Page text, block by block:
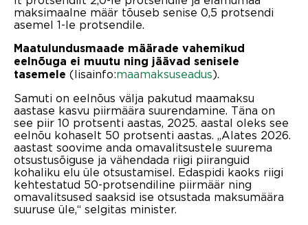
maksimaalne määr tõuseb senise 0,5 protsendi
asemel 1-le protsendile.
Maatulundusmaade määrade vahemikud
eelnõuga ei muutu ning jäävad senisele
tasemele (lisainfo:maamaksuseadus).
Samuti on eelnõus välja pakutud maamaksu
aastase kasvu piirmäära suurendamine. Täna on
see piir 10 protsenti aastas, 2025. aastal oleks see
eelnõu kohaselt 50 protsenti aastas. „Alates 2026.
aastast soovime anda omavalitsustele suurema
otsustusõiguse ja vähendada riigi piiranguid
kohaliku elu üle otsustamisel. Edaspidi kaoks riigi
kehtestatud 50-protsendiline piirmäär ning
omavalitsused saaksid ise otsustada maksumäära
suuruse üle,“ selgitas minister.